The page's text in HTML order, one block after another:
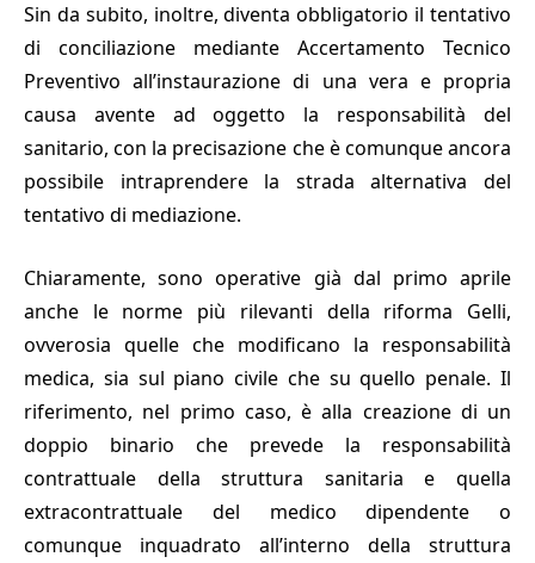
Sin da subito, inoltre, diventa obbligatorio il tentativo
di conciliazione mediante Accertamento Tecnico
Preventivo all’instaurazione di una vera e propria
causa avente ad oggetto la responsabilità del
sanitario, con la precisazione che è comunque ancora
possibile intraprendere la strada alternativa del
tentativo di mediazione.
Chiaramente, sono operative già dal primo aprile
anche le norme più rilevanti della riforma Gelli,
ovverosia quelle che modificano la responsabilità
medica, sia sul piano civile che su quello penale. Il
riferimento, nel primo caso, è alla creazione di un
doppio binario che prevede la responsabilità
contrattuale della struttura sanitaria e quella
extracontrattuale del medico dipendente o
comunque inquadrato all’interno della struttura